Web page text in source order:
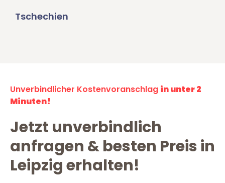
Tschechien
Unverbindlicher Kostenvoranschlag in unter 2
Minuten!
Jetzt unverbindlich
anfragen & besten Preis in
Leipzig erhalten!